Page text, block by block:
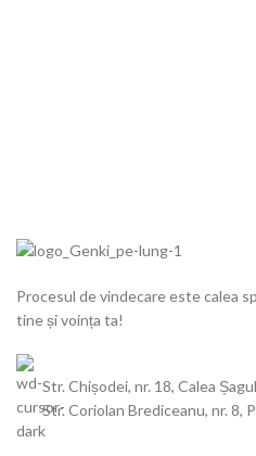
Procesul de vindecare este calea
tine și voința ta!
Str. Chișodei, nr. 18, Calea
Str. Coriolan Brediceanu, nr. 8,